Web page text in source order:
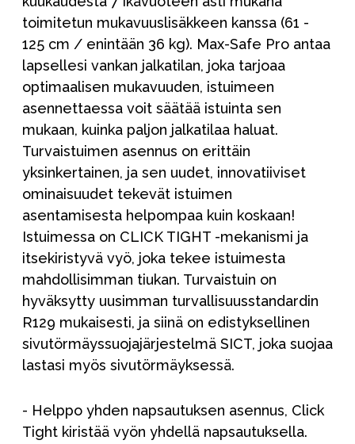
toimitetun mukavuuslisäkkeen kanssa (61 -
125 cm / enintään 36 kg). Max-Safe Pro antaa
lapsellesi vankan jalkatilan, joka tarjoaa
optimaalisen mukavuuden, istuimeen
asennettaessa voit säätää istuinta sen
mukaan, kuinka paljon jalkatilaa haluat.
Turvaistuimen asennus on erittäin
yksinkertainen, ja sen uudet, innovatiiviset
ominaisuudet tekevät istuimen
asentamisesta helpompaa kuin koskaan!
Istuimessa on CLICK TIGHT -mekanismi ja
itsekiristyvä vyö, joka tekee istuimesta
mahdollisimman tiukan. Turvaistuin on
hyväksytty uusimman turvallisuusstandardin
R129 mukaisesti, ja siinä on edistyksellinen
sivutörmäyssuojajärjestelmä SICT, joka suojaa
lastasi myös sivutörmäyksessä.
- Helppo yhden napsautuksen asennus, Click
Tight kiristää vyön yhdellä napsautuksella.